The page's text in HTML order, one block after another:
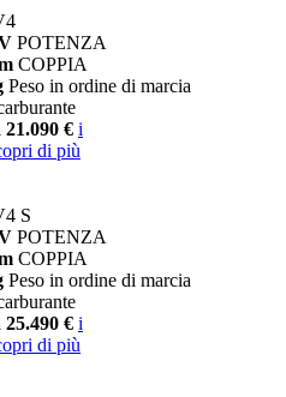
POTENZA
COPPIA
Peso in ordine di marcia
€ i
di più
S
POTENZA
COPPIA
Peso in ordine di marcia
€ i
di più